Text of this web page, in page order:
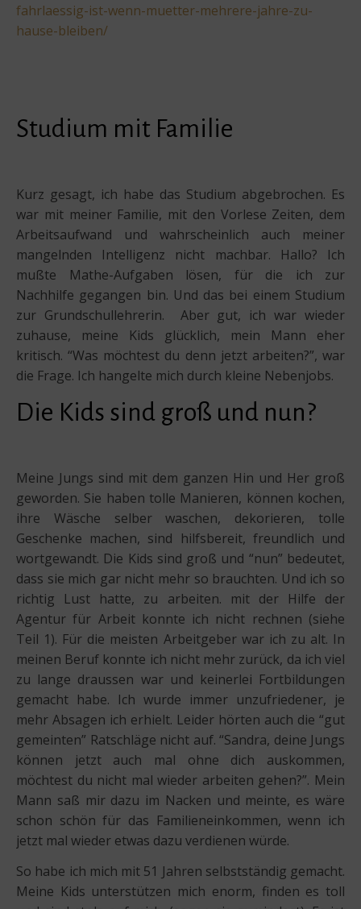
fahrlaessig-ist-wenn-muetter-mehrere-jahre-zu-
hause-bleiben/
Studium mit Familie
Kurz gesagt, ich habe das Studium abgebrochen. Es
war mit meiner Familie, mit den Vorlese Zeiten, dem
Arbeitsaufwand und wahrscheinlich auch meiner
mangelnden Intelligenz nicht machbar. Hallo? Ich
mußte Mathe-Aufgaben lösen, für die ich zur
Nachhilfe gegangen bin. Und das bei einem Studium
zur Grundschullehrerin. Aber gut, ich war wieder
zuhause, meine Kids glücklich, mein Mann eher
kritisch. “Was möchtest du denn jetzt arbeiten?”, war
die Frage. Ich hangelte mich durch kleine Nebenjobs.
Die Kids sind groß und nun?
Meine Jungs sind mit dem ganzen Hin und Her groß
geworden. Sie haben tolle Manieren, können kochen,
ihre Wäsche selber waschen, dekorieren, tolle
Geschenke machen, sind hilfsbereit, freundlich und
wortgewandt. Die Kids sind groß und “nun” bedeutet,
dass sie mich gar nicht mehr so brauchten. Und ich so
richtig Lust hatte, zu arbeiten. mit der Hilfe der
Agentur für Arbeit konnte ich nicht rechnen (siehe
Teil 1). Für die meisten Arbeitgeber war ich zu alt. In
meinen Beruf konnte ich nicht mehr zurück, da ich viel
zu lange draussen war und keinerlei Fortbildungen
gemacht habe. Ich wurde immer unzufriedener, je
mehr Absagen ich erhielt. Leider hörten auch die “gut
gemeinten” Ratschläge nicht auf. “Sandra, deine Jungs
können jetzt auch mal ohne dich auskommen,
möchtest du nicht mal wieder arbeiten gehen?”. Mein
Mann saß mir dazu im Nacken und meinte, es wäre
schon schön für das Familieneinkommen, wenn ich
jetzt mal wieder etwas dazu verdienen würde.
So habe ich mich mit 51 Jahren selbstständig gemacht.
Meine Kids unterstützen mich enorm, finden es toll